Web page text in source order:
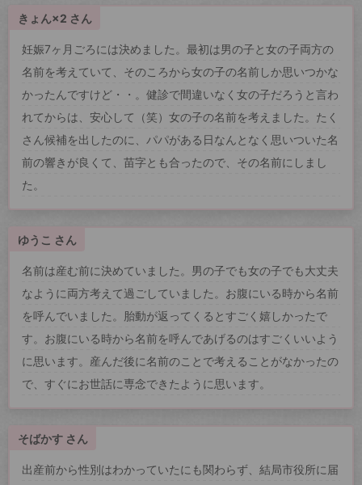
きょん×2 さん
妊娠7ヶ月ごろには決めました。最初は男の子と女の子両方の
名前を考えていて、そのころから女の子の名前しか思いつかな
かったんですけど・・。健診で間違いなく女の子だろうと言わ
れてからは、安心して（笑）女の子の名前を考えました。たく
さん候補を出したのに、パパがある日なんとなく思いついた名
前の響きが良くて、苗字とも合ったので、その名前にしまし
た。
ゆうこ さん
名前は産む前に決めていました。男の子でも女の子でも大丈夫
なように両方考えて過ごしていました。お腹にいる時から名前
を呼んでいました。胎動が返ってくるとすごく嬉しかったで
す。お腹にいる時から名前を呼んであげるのはすごくいいよう
に思います。産んだ後に名前のことで考えることがなかったの
で、すぐにお世話に専念できたように思います。
そばかす さん
出産前から性別はわかっていたにも関わらず、結局市役所に届